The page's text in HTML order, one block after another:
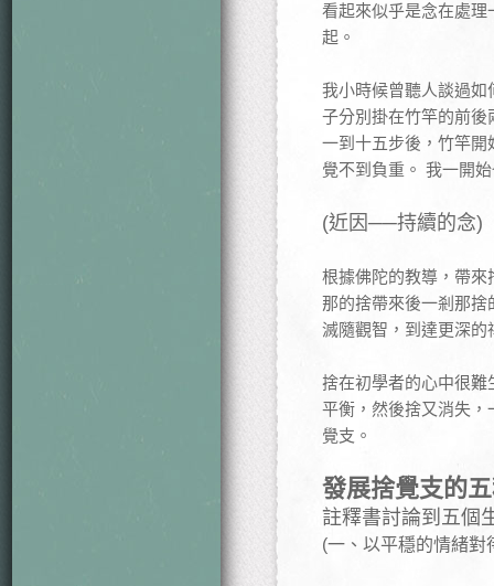
看起來似乎是念在處
起。
我小時候曾聽人談過
子分別掛在竹竿的前
一到十五步後，竹竿
覺不到負重。 我一開
(近因──持續的念)
根據佛陀的教導，帶
那的捨帶來後一剎那
滅隨觀智，到達更深的
捨在初學者的心中很
平衡，然後捨又消失
覺支。
發展捨覺支的
註釋書討論到五個
(一、以平穩的情緒對